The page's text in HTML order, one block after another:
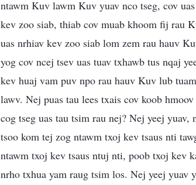
ntawm Kuv lawm Kuv yuav nco tseg, cov
kev zoo siab, thiab cov muab khoom fij rau
uas nrhiav kev zoo siab lom zem rau hauv
yog cov ncej tsev uas tuav txhawb tus nqaj
kev huaj vam puv npo rau hauv Kuv lub
lawv. Nej puas tau lees txais cov koob
cog tseg uas tau tsim rau nej? Nej yeej
tsoo kom tej zog ntawm txoj kev tsaus nti
ntawm txoj kev tsaus ntuj nti, poob txoj kev
nrho txhua yam raug tsim los. Nej yeej yuav